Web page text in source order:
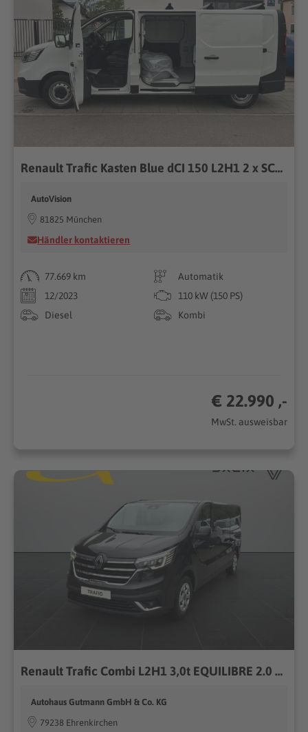
Renault Trafic Kasten Blue dCI 150 L2H1 2 x SCHIEBETÜREN
AutoVision
81825 München
Händler kontaktieren
77.669 km
Automatik
12/2023
110 kW (150 PS)
Diesel
Kombi
€ 22.990 ,-
MwSt. ausweisbar
Renault Trafic Combi L2H1 3,0t EQUILIBRE 2.0 BLUE dCi 150 9-Sitzer LED DAB Spurhalteass.
Autohaus Gutmann GmbH & Co. KG
79238 Ehrenkirchen